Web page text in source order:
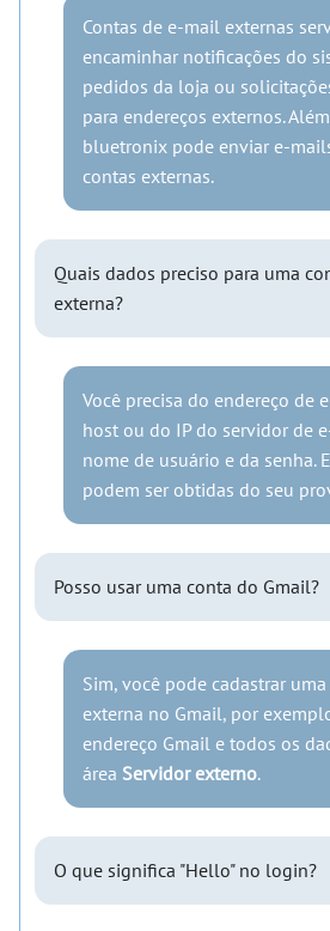
Contas de e-mail externas
encaminhar notificações do
pedidos da loja ou
para endereços externos.
bluetronix pode enviar e-
contas externas.
Quais dados preciso para uma
externa?
Você precisa do endereço de
host ou do IP do servidor de
nome de usuário e da senha.
podem ser obtidas do seu
Posso usar uma conta do Gmail?
Sim, você pode cadastrar
externa no Gmail, por
endereço Gmail e todos os
área Servidor externo.
O que significa "Hello" no login?